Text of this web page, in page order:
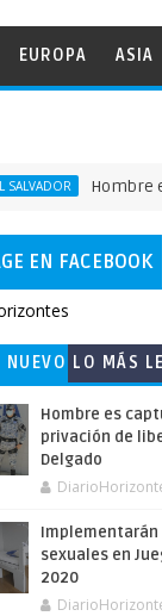
EUROPA ASIA
Hombre es
EN FACEBOOK
NUEVO LO MÁS
Hombre es
privación de
Delgado
sexuales en
2020